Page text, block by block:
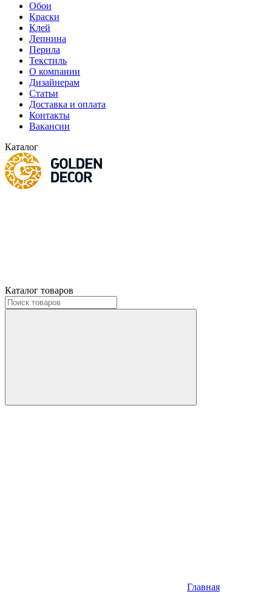
Обои
Краски
Клей
Лепнина
Перила
Текстиль
О компании
Дизайнерам
Статьи
Доставка и оплата
Контакты
Вакансии
Каталог
Каталог товаров
Главная